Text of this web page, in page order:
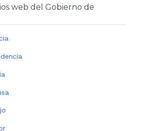
web del Gobierno de